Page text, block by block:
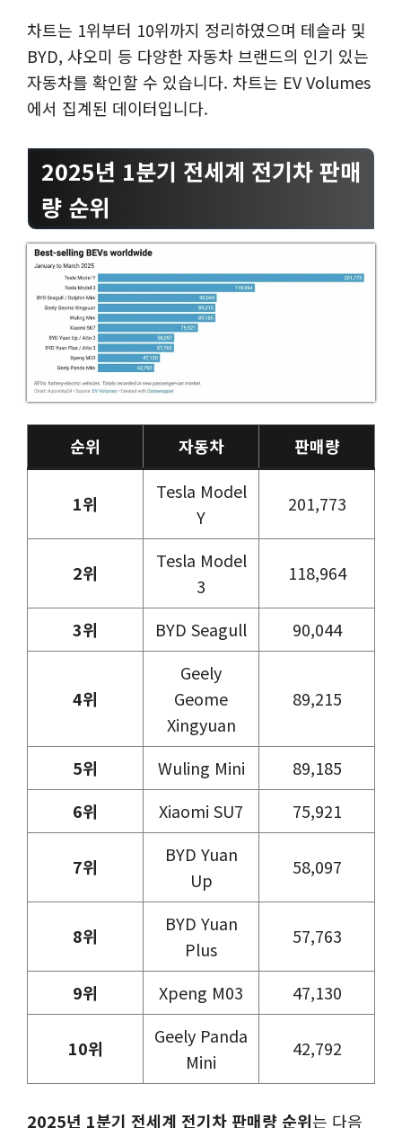
차트는 1위부터 10위까지 정리하였으며 테슬라 및
BYD, 샤오미 등 다양한 자동차 브랜드의 인기 있는
자동차를 확인할 수 있습니다. 차트는 EV Volumes
에서 집계된 데이터입니다.
2025년 1분기 전세계 전기차 판매
량 순위
순위 자동차 판매량
1위
Tesla Model
Y
201,773
2위
Tesla Model
3
118,964
3위 BYD Seagull 90,044
4위
Geely
Geome
Xingyuan
89,215
5위 Wuling Mini
89,185
6위
Xiaomi SU7 75,921
7위
BYD Yuan
Up
58,097
8위
BYD Yuan
Plus
57,763
9위 Xpeng M03 47,130
10위
Geely Panda
Mini
42,792
2025년 1분기 전세계 전기차 판매량 순위는 다음